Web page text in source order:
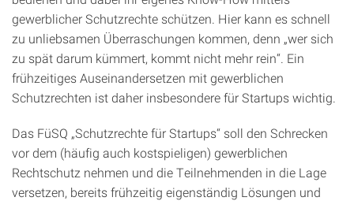
gewerblicher Schutzrechte schützen. Hier kann es schnell
zu unliebsamen Überraschungen kommen, denn „wer sich
zu spät darum kümmert, kommt nicht mehr rein“. Ein
frühzeitiges Auseinandersetzen mit gewerblichen
Schutzrechten ist daher insbesondere für Startups wichtig.
Das FüSQ „Schutzrechte für Startups“ soll den Schrecken
vor dem (häufig auch kostspieligen) gewerblichen
Rechtschutz nehmen und die Teilnehmenden in die Lage
versetzen, bereits frühzeitig eigenständig Lösungen und